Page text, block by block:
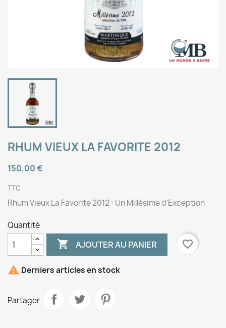
RHUM VIEUX LA FAVORITE 2012
150,00 €
TTC
Rhum Vieux La Favorite 2012 : Un Millésime d'Exception
Quantité
 AJOUTER AU PANIER favorite_border
 Derniers articles en stock
Partager